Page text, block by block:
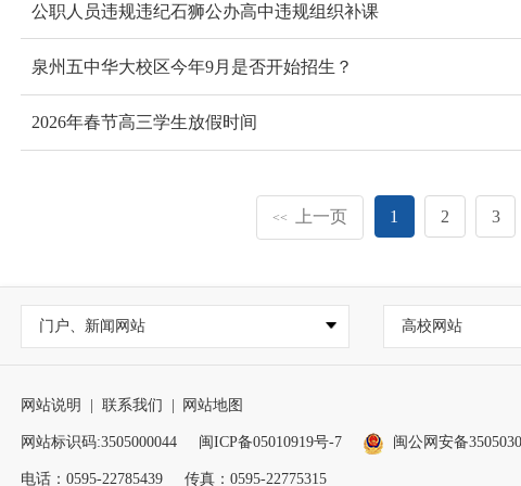
公职人员违规违纪石狮公办高中违规组织补课
泉州五中华大校区今年9月是否开始招生？
2026年春节高三学生放假时间
<< 上一页 1 2 3
门户、新闻网站 高校网站
网站说明 联系我们 网站地图
网站标识码:3505000044 闽ICP备05010919号-7 闽公网安备
电话：0595-22785439 传真：0595-22775315